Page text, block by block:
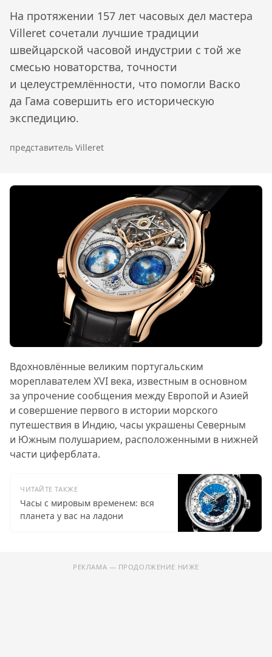
На протяжении 157 лет часовых дел мастера
Villeret сочетали лучшие традиции
швейцарской часовой индустрии с той же
смесью новаторства, точности
и целеустремлённости, что помогли Васко
да Гама совершить его историческую
экспедицию.
представитель Villeret
Вдохновлённые великим португальским
мореплавателем XVI века, известным в основном
за упрочение сообщения между Европой и Азией
и совершение первого в истории морского
путешествия в Индию, часы украшены Северным
и Южным полушарием, расположенными в нижней
части циферблата.
ЧИТАЙТЕ ТАКЖЕ
Часы с мировым временем: вся
планета у вас на ладони
РЕКЛАМА — ПРОДОЛЖЕНИЕ НИЖЕ